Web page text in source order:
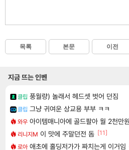
목록 본문 이전
지금 뜨는 인벤
클립 풍월량) 놀래서 헤드셋 벗어 던짐
클립 그냥 귀여운 상교용 부부 ㅋㅋ
와우 아이템매니아에 골드팔아 월 2천만
리니지M 이 맛에 주말던전 돔 [11]
로아 애초에 홀딩저가가 짜치는게 이거임